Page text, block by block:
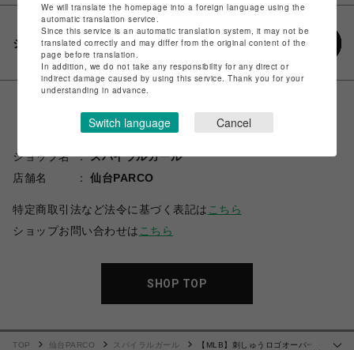
シェアする
ショップ名
スパイラルガール
店舗名
仙台PARCO
特定商取引法など法令に基づく表記は こちら
ショップお問い合わせは こちら
SHOP TOP
TOP 仙台PARCO スパイラルガール
【MLB】刺しゅうロゴオーバー
We will translate the homepage into a foreign language using the
automatic translation service.
Since this service is an automatic translation system, it may not be
translated correctly and may differ from the original content of the
page before translation.
In addition, we do not take any responsibility for any direct or
indirect damage caused by using this service. Thank you for your
understanding in advance.
Switch language Cancel